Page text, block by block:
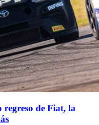
regreso de Fiat, la